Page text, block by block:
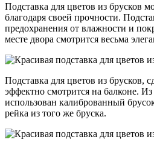
Подставка для цветов из брусков
благодаря своей прочности.
предохранения от влажности и
месте двора смотрится весьма
Подставка для цветов из брусков,
эффектно смотрится на балконе. Из
использован калиброванный
рейка из того же бруска.